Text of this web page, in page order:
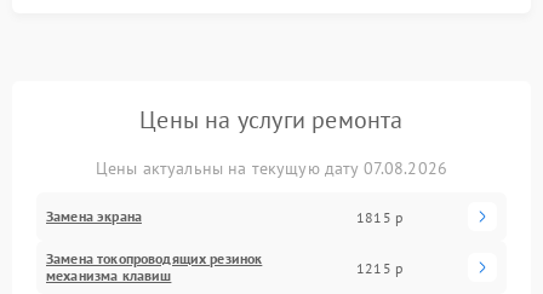
Цены на услуги ремонта
Цены актуальны на текущую дату 07.08.2026
Замена экрана 1815 р
Замена токопроводящих резинок
механизма клавиш
1215 р